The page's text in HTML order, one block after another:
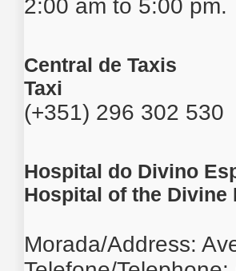
2:00 am to 5:00 pm.
Central de Taxis
Taxi
(+351) 296 302 530
Hospital do Divino
Hospital of the Divine
Morada/Address: